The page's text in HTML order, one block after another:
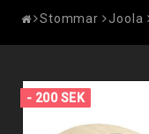
Stommar Joola
- 200 SEK